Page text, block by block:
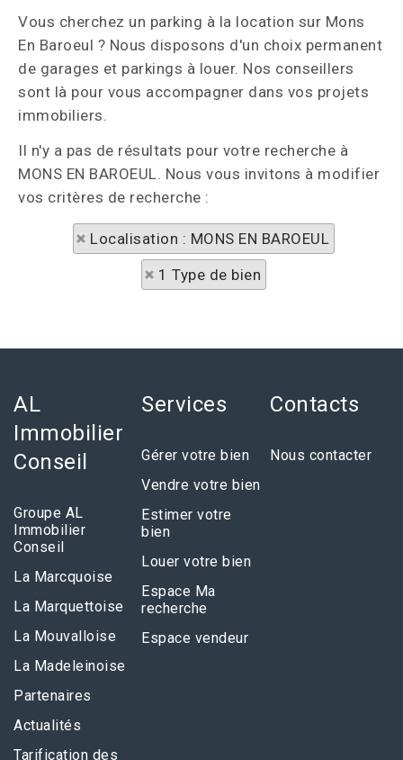
Vous cherchez un parking à la location sur Mons
En Baroeul ? Nous disposons d'un choix permanent
de garages et parkings à louer. Nos conseillers
sont là pour vous accompagner dans vos projets
immobiliers.
Il n'y a pas de résultats pour votre recherche à
MONS EN BAROEUL. Nous vous invitons à modifier
vos critères de recherche :
Localisation : MONS EN BAROEUL
1 Type de bien
AL
Immobilier
Conseil
Groupe AL
Immobilier
Conseil
La Marcquoise
La Marquettoise
La Mouvalloise
La Madeleinoise
Partenaires
Actualités
Tarification des
Services
Gérer votre bien
Vendre votre bien
Estimer votre
bien
Louer votre bien
Espace Ma
recherche
Espace vendeur
Contacts
Nous contacter